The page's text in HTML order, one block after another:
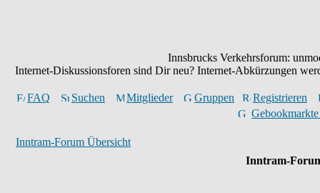
Innsbrucks Verkehrsforum:
Internet-Diskussionsforen sind Dir neu? Internet-Abkürzungen
FAQ Suchen Mitglieder Gruppen
Registrieren
Inntram-Forum Übersicht
Inntram-